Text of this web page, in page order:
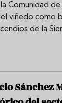
Comunidad
viñedo como
de la
Sánchez